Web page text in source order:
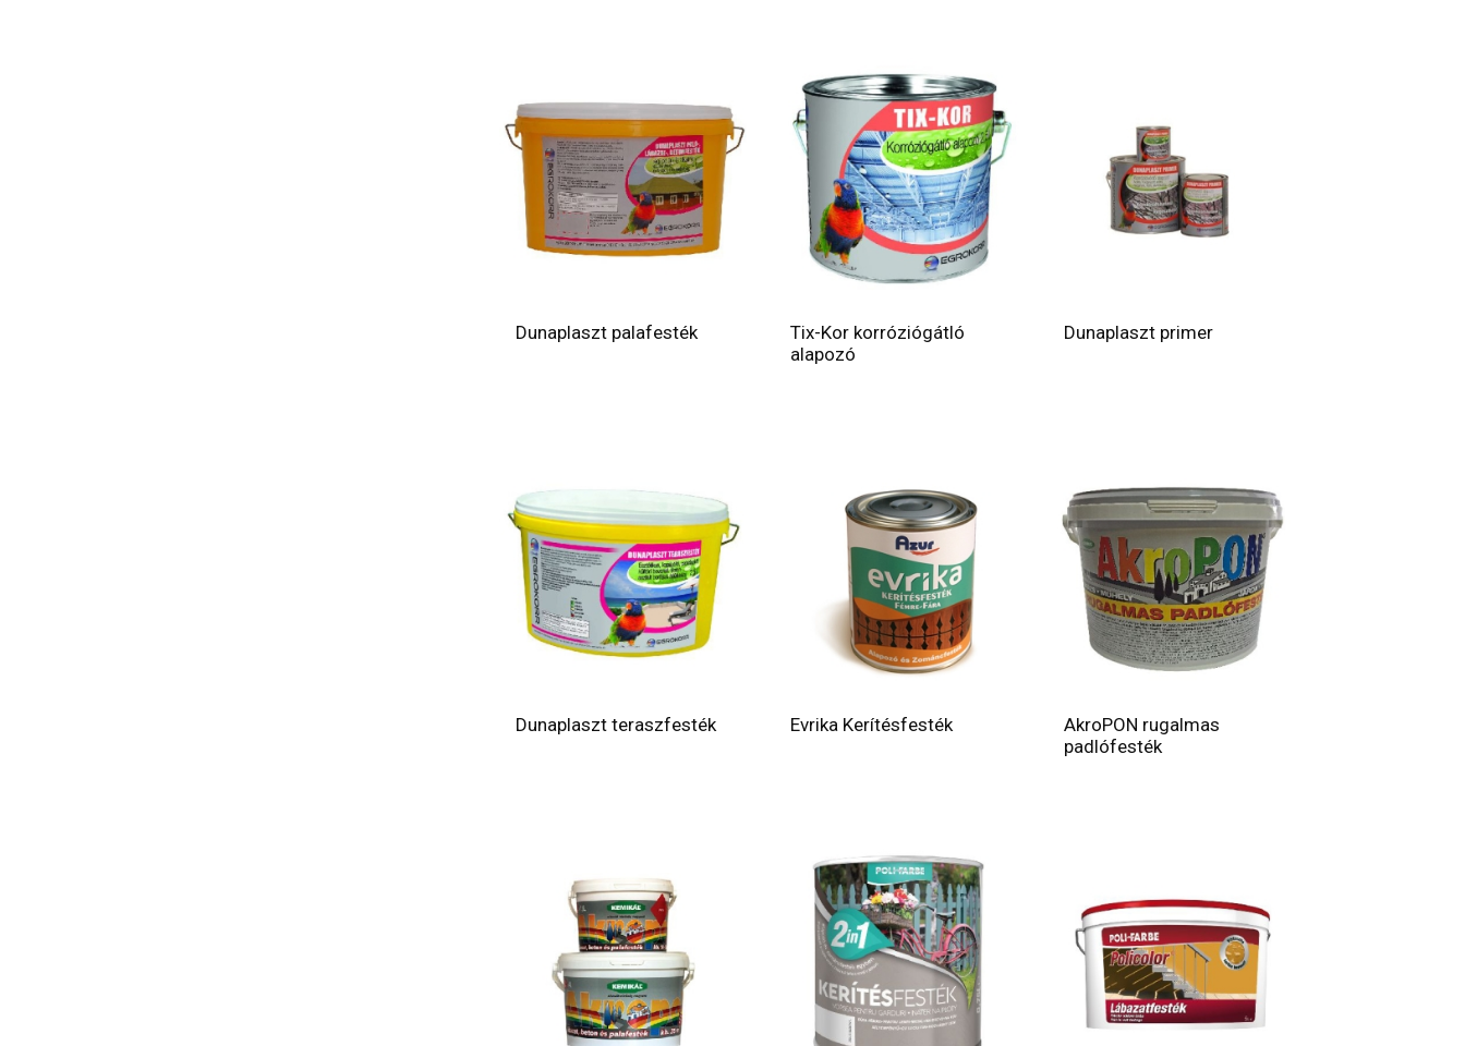
Dunaplaszt palafesték
Tix-Kor korróziógátló
alapozó
Dunaplaszt primer
Dunaplaszt teraszfesték Evrika Kerítésfesték
AkroPON rugalmas
padlófesték